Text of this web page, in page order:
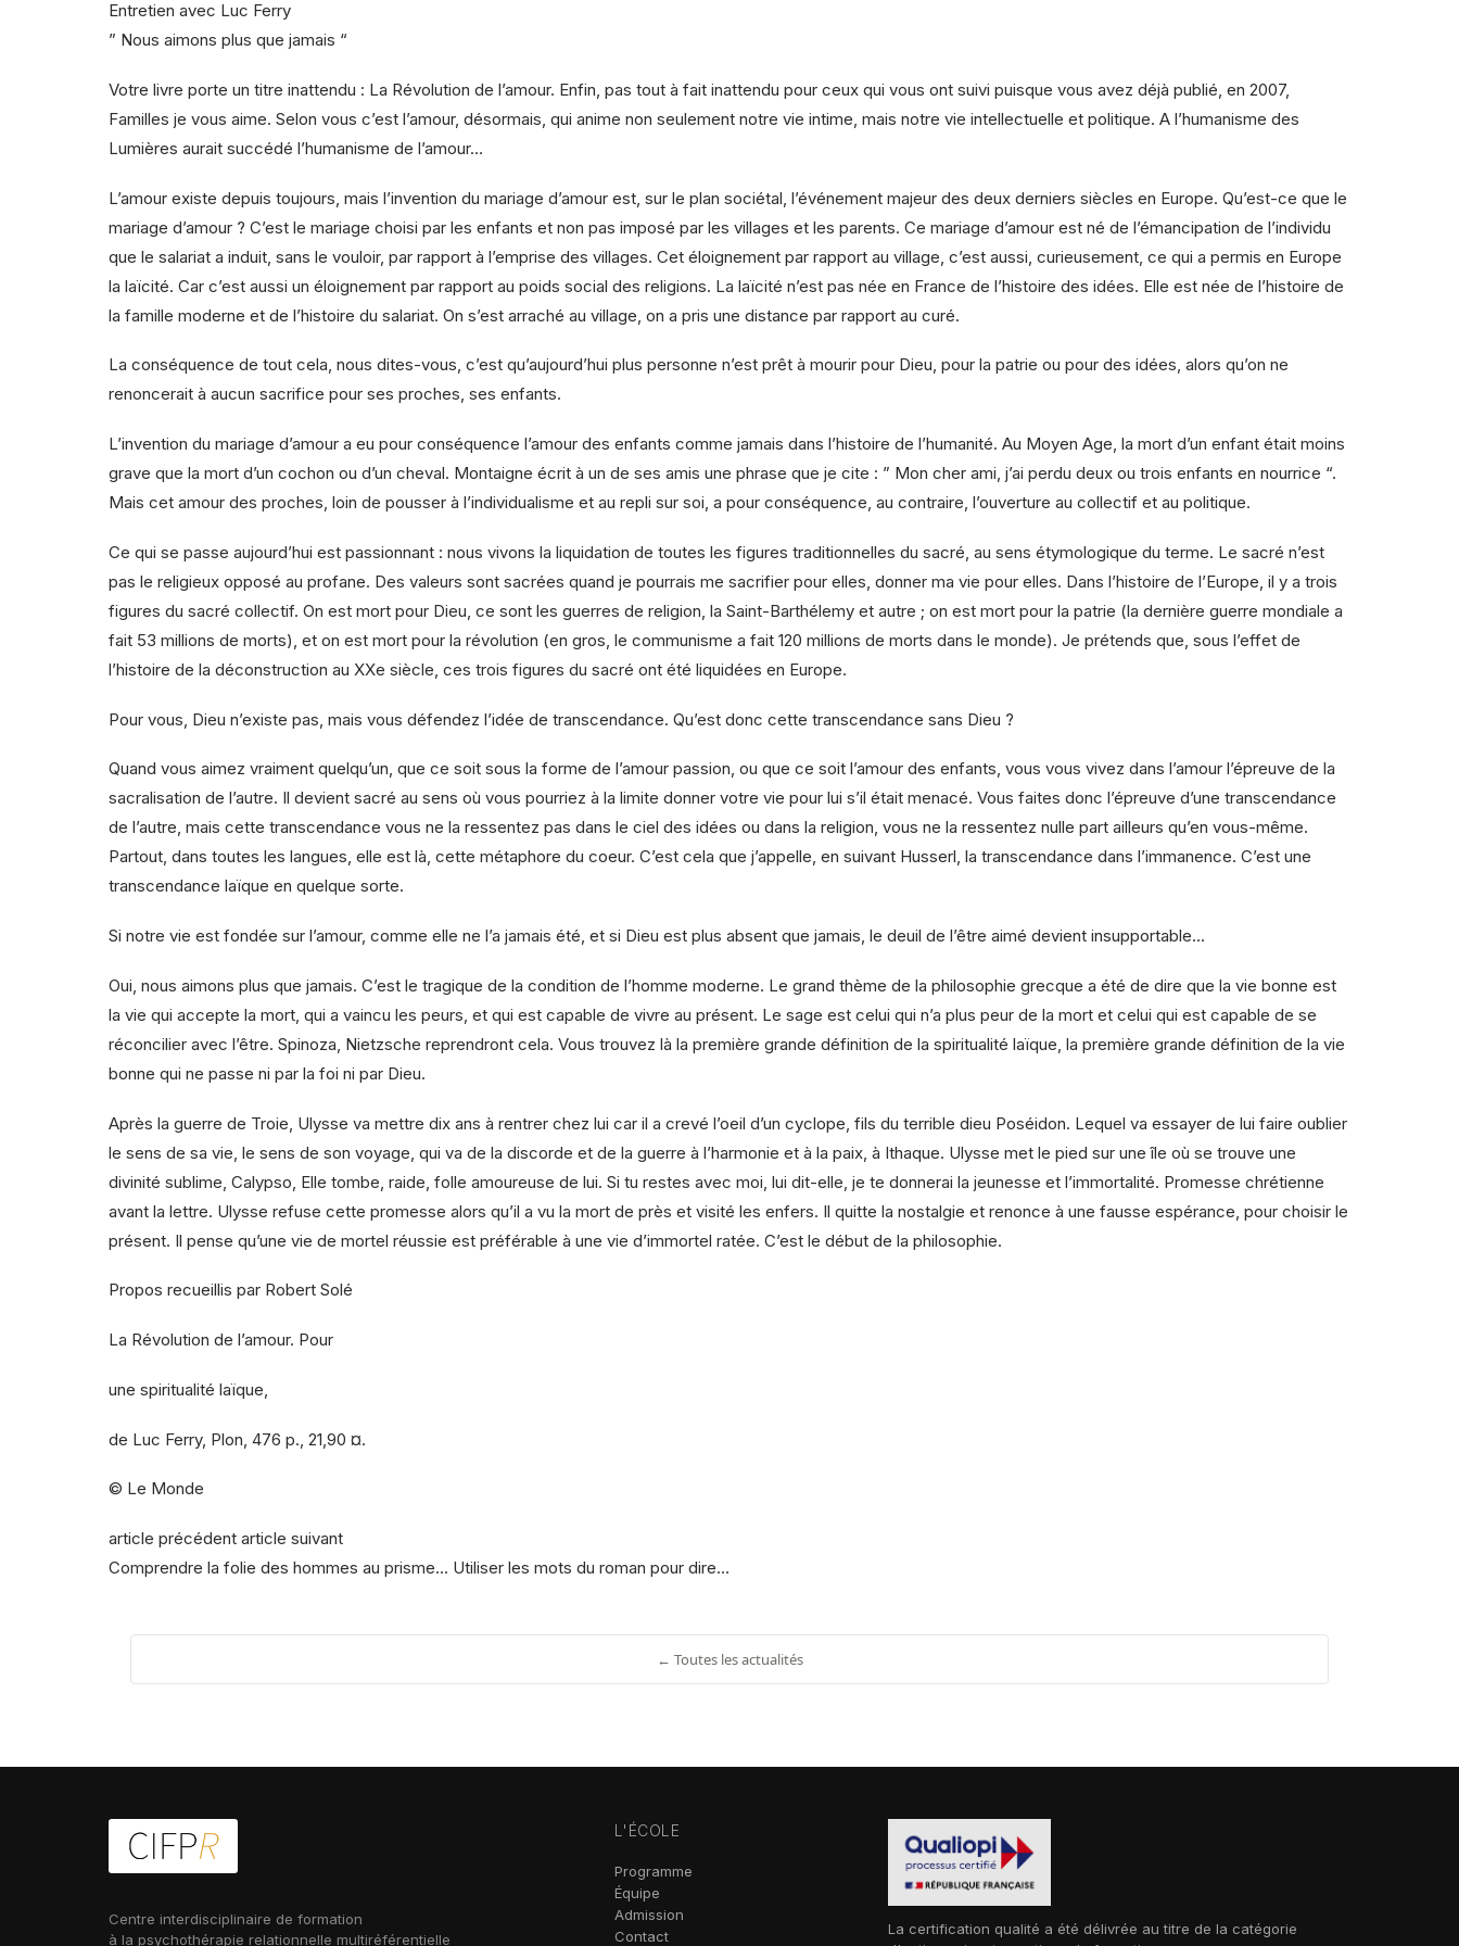
Entretien avec Luc Ferry
” Nous aimons plus que jamais “
Votre livre porte un titre inattendu : La Révolution de l’amour. Enfin, pas tout à fait inattendu pour ceux qui vous ont suivi puisque vous avez déjà publié, en 2007,
Familles je vous aime. Selon vous c’est l’amour, désormais, qui anime non seulement notre vie intime, mais notre vie intellectuelle et politique. A l’humanisme des
Lumières aurait succédé l’humanisme de l’amour…
L’amour existe depuis toujours, mais l’invention du mariage d’amour est, sur le plan sociétal, l’événement majeur des deux derniers siècles en Europe. Qu’est-ce que le
mariage d’amour ? C’est le mariage choisi par les enfants et non pas imposé par les villages et les parents. Ce mariage d’amour est né de l’émancipation de l’individu
que le salariat a induit, sans le vouloir, par rapport à l’emprise des villages. Cet éloignement par rapport au village, c’est aussi, curieusement, ce qui a permis en Europe
la laïcité. Car c’est aussi un éloignement par rapport au poids social des religions. La laïcité n’est pas née en France de l’histoire des idées. Elle est née de l’histoire de
la famille moderne et de l’histoire du salariat. On s’est arraché au village, on a pris une distance par rapport au curé.
La conséquence de tout cela, nous dites-vous, c’est qu’aujourd’hui plus personne n’est prêt à mourir pour Dieu, pour la patrie ou pour des idées, alors qu’on ne
renoncerait à aucun sacrifice pour ses proches, ses enfants.
L’invention du mariage d’amour a eu pour conséquence l’amour des enfants comme jamais dans l’histoire de l’humanité. Au Moyen Age, la mort d’un enfant était moins
grave que la mort d’un cochon ou d’un cheval. Montaigne écrit à un de ses amis une phrase que je cite : ” Mon cher ami, j’ai perdu deux ou trois enfants en nourrice “.
Mais cet amour des proches, loin de pousser à l’individualisme et au repli sur soi, a pour conséquence, au contraire, l’ouverture au collectif et au politique.
Ce qui se passe aujourd’hui est passionnant : nous vivons la liquidation de toutes les figures traditionnelles du sacré, au sens étymologique du terme. Le sacré n’est
pas le religieux opposé au profane. Des valeurs sont sacrées quand je pourrais me sacrifier pour elles, donner ma vie pour elles. Dans l’histoire de l’Europe, il y a trois
figures du sacré collectif. On est mort pour Dieu, ce sont les guerres de religion, la Saint-Barthélemy et autre ; on est mort pour la patrie (la dernière guerre mondiale a
fait 53 millions de morts), et on est mort pour la révolution (en gros, le communisme a fait 120 millions de morts dans le monde). Je prétends que, sous l’effet de
l’histoire de la déconstruction au XXe siècle, ces trois figures du sacré ont été liquidées en Europe.
Pour vous, Dieu n’existe pas, mais vous défendez l’idée de transcendance. Qu’est donc cette transcendance sans Dieu ?
Quand vous aimez vraiment quelqu’un, que ce soit sous la forme de l’amour passion, ou que ce soit l’amour des enfants, vous vous vivez dans l’amour l’épreuve de la
sacralisation de l’autre. Il devient sacré au sens où vous pourriez à la limite donner votre vie pour lui s’il était menacé. Vous faites donc l’épreuve d’une transcendance
de l’autre, mais cette transcendance vous ne la ressentez pas dans le ciel des idées ou dans la religion, vous ne la ressentez nulle part ailleurs qu’en vous-même.
Partout, dans toutes les langues, elle est là, cette métaphore du coeur. C’est cela que j’appelle, en suivant Husserl, la transcendance dans l’immanence. C’est une
transcendance laïque en quelque sorte.
Si notre vie est fondée sur l’amour, comme elle ne l’a jamais été, et si Dieu est plus absent que jamais, le deuil de l’être aimé devient insupportable…
Oui, nous aimons plus que jamais. C’est le tragique de la condition de l’homme moderne. Le grand thème de la philosophie grecque a été de dire que la vie bonne est
la vie qui accepte la mort, qui a vaincu les peurs, et qui est capable de vivre au présent. Le sage est celui qui n’a plus peur de la mort et celui qui est capable de se
réconcilier avec l’être. Spinoza, Nietzsche reprendront cela. Vous trouvez là la première grande définition de la spiritualité laïque, la première grande définition de la vie
bonne qui ne passe ni par la foi ni par Dieu.
Après la guerre de Troie, Ulysse va mettre dix ans à rentrer chez lui car il a crevé l’oeil d’un cyclope, fils du terrible dieu Poséidon. Lequel va essayer de lui faire oublier
le sens de sa vie, le sens de son voyage, qui va de la discorde et de la guerre à l’harmonie et à la paix, à Ithaque. Ulysse met le pied sur une île où se trouve une
divinité sublime, Calypso, Elle tombe, raide, folle amoureuse de lui. Si tu restes avec moi, lui dit-elle, je te donnerai la jeunesse et l’immortalité. Promesse chrétienne
avant la lettre. Ulysse refuse cette promesse alors qu’il a vu la mort de près et visité les enfers. Il quitte la nostalgie et renonce à une fausse espérance, pour choisir le
présent. Il pense qu’une vie de mortel réussie est préférable à une vie d’immortel ratée. C’est le début de la philosophie.
Propos recueillis par Robert Solé
La Révolution de l’amour. Pour
une spiritualité laïque,
de Luc Ferry, Plon, 476 p., 21,90 ¤.
© Le Monde
article précédent article suivant
Comprendre la folie des hommes au prisme… Utiliser les mots du roman pour dire…
← Toutes les actualités
Centre interdisciplinaire de formation
à la psychothérapie relationnelle multiréférentielle
L'ÉCOLE
Programme
Équipe
Admission
Contact
La certification qualité a été délivrée au titre de la catégorie